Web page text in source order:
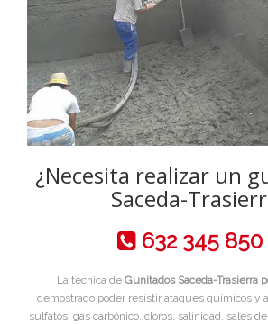
¿Necesita realizar un
Saceda-
632 345 850
La técnica de Gunitados Saceda-Trasierra
demostrado poder resistir ataques químicos y
sulfatos, gas carbónico, cloros, salinidad, sales